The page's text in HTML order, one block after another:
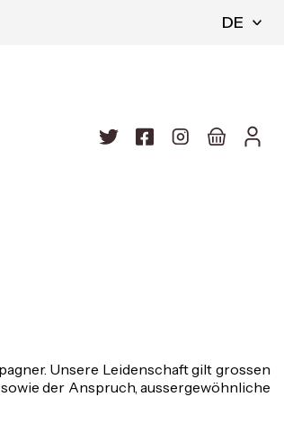
DE
Unsere Leidenschaft gilt grossen
der Anspruch, aussergewöhnliche